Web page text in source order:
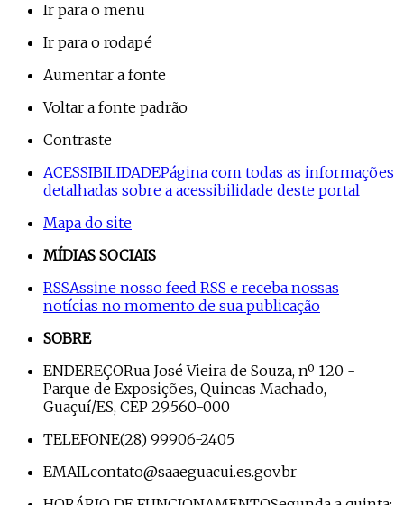
Ir para o menu
Ir para o rodapé
Aumentar a fonte
Voltar a fonte padrão
Contraste
ACESSIBILIDADEPágina com todas as informações
detalhadas sobre a acessibilidade deste portal
Mapa do site
MÍDIAS SOCIAIS
RSSAssine nosso feed RSS e receba nossas
notícias no momento de sua publicação
SOBRE
ENDEREÇORua José Vieira de Souza, nº 120 -
Parque de Exposições, Quincas Machado,
Guaçuí/ES, CEP 29.560-000
TELEFONE(28) 99906-2405
EMAILcontato@saaeguacui.es.gov.br